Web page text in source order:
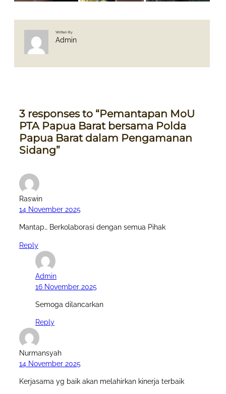
Written By
Admin
3 responses to “Pemantapan MoU
PTA Papua Barat bersama Polda
Papua Barat dalam Pengamanan
Sidang”
Raswin
14 November 2025
Mantap… Berkolaborasi dengan semua Pihak
Reply
Admin
16 November 2025
Semoga dilancarkan
Reply
Nurmansyah
14 November 2025
Kerjasama yg baik akan melahirkan kinerja terbaik